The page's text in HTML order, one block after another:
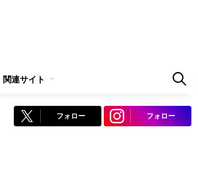
関連サイト
フォロー フォロー